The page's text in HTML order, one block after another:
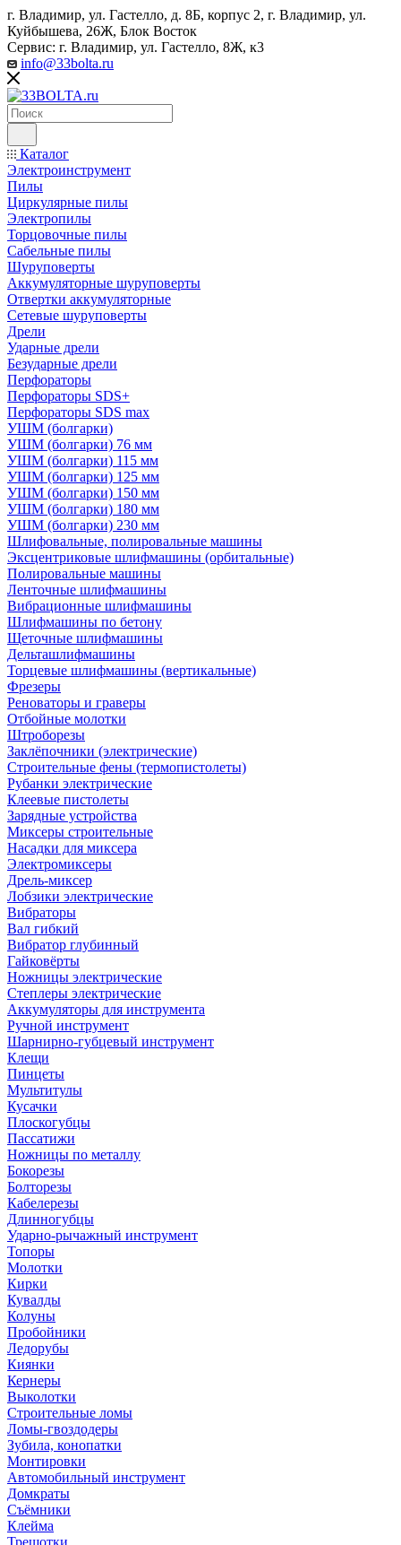
г. Владимир, ул. Гастелло, д. 8Б, корпус 2, г. Владимир, ул. ​
Куйбышева, 26Ж, Блок Восток
Сервис: г. Владимир, ул. Гастелло, 8Ж, к3
info@33bolta.ru
Каталог
Электроинструмент
Пилы
Циркулярные пилы
Электропилы
Торцовочные пилы
Сабельные пилы
Шуруповерты
Аккумуляторные шуруповерты
Отвертки аккумуляторные
Сетевые шуруповерты
Дрели
Ударные дрели
Безударные дрели
Перфораторы
Перфораторы SDS+
Перфораторы SDS max
УШМ (болгарки)
УШМ (болгарки) 76 мм
УШМ (болгарки) 115 мм
УШМ (болгарки) 125 мм
УШМ (болгарки) 150 мм
УШМ (болгарки) 180 мм
УШМ (болгарки) 230 мм
Шлифовальные, полировальные машины
Эксцентриковые шлифмашины (орбитальные)
Полировальные машины
Ленточные шлифмашины
Вибрационные шлифмашины
Шлифмашины по бетону
Щеточные шлифмашины
Дельташлифмашины
Торцевые шлифмашины (вертикальные)
Фрезеры
Реноваторы и граверы
Отбойные молотки
Штроборезы
Заклёпочники (электрические)
Строительные фены (термопистолеты)
Рубанки электрические
Клеевые пистолеты
Зарядные устройства
Миксеры строительные
Насадки для миксера
Электромиксеры
Дрель-миксер
Лобзики электрические
Вибраторы
Вал гибкий
Вибратор глубинный
Гайковёрты
Ножницы электрические
Степлеры электрические
Аккумуляторы для инструмента
Ручной инструмент
Шарнирно-губцевый инструмент
Клещи
Пинцеты
Мультитулы
Кусачки
Плоскогубцы
Пассатижи
Ножницы по металлу
Бокорезы
Болторезы
Кабелерезы
Длинногубцы
Ударно-рычажный инструмент
Топоры
Молотки
Кирки
Кувалды
Колуны
Пробойники
Ледорубы
Киянки
Кернеры
Выколотки
Строительные ломы
Ломы-гвоздодеры
Зубила, конопатки
Монтировки
Автомобильный инструмент
Домкраты
Съёмники
Клейма
Трещотки